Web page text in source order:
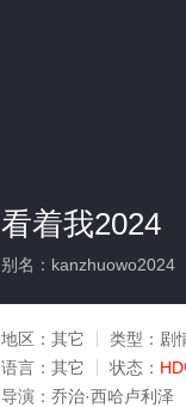
看着我2024
别名：kanzhuowo2024
地区： 其它 类型： 剧
语言： 其它 状态：
导演： 乔治·西哈卢利泽